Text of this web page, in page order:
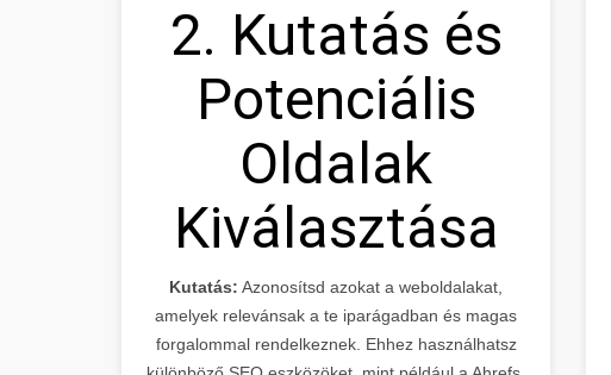
2. Kutatás és
Potenciális
Oldalak
Kiválasztása
Kutatás: Azonosítsd azokat a weboldalakat,
amelyek relevánsak a te iparágadban és magas
forgalommal rendelkeznek. Ehhez használhatsz